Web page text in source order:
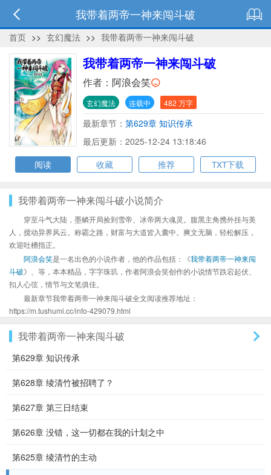
我带着两帝一神来闯斗破
首页 >> 玄幻魔法 >> 我带着两帝一神来闯斗破
我带着两帝一神来闯斗破
作者： 阿浪会笑
玄幻魔法 连载中 482 万字
最新章节： 第629章 知识传承
最后更新：2025-12-24 13:18:46
阅读
收藏 推荐 TXT下载
我带着两帝一神来闯斗破小说简介
穿至斗气大陆，墨鳞开局捡到雪帝、冰帝两大魂灵。腹黑主角携外挂与美
人，搅动异界风云。称霸之路，财富与大道皆入囊中。爽文无脑，轻松解压，
欢迎吐槽指正。
阿浪会笑是一名出色的小说作者，他的作品包括：《我带着两帝一神来闯
斗破》、等，本本精品，字字珠玑，作者阿浪会笑创作的小说情节跌宕起伏、
扣人心弦，情节与文笔俱佳。
最新章节我带着两帝一神来闯斗破全文阅读推荐地址：
https://m.tushumi.cc/info-429079.html
我带着两帝一神来闯斗破
第629章 知识传承
第628章 绫清竹被招聘了？
第627章 第三日结束
第626章 没错，这一切都在我的计划之中
第625章 绫清竹的主动